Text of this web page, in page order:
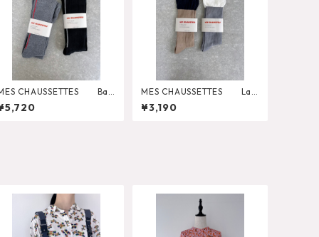
CHAUSSETTES Bac
Line Wide Rib Tights
MES CHAUSSETTES Lay
ered Like Wide Rib Socks
¥3,190